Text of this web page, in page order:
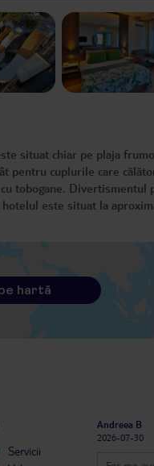
situat chiar pe plaja
pentru cuplurile care
tobogane.
este situat la
hartă
Servicii
Andreea B
2026-07-30